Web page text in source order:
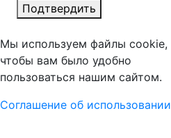
Подтвердить
Мы используем файлы cookie,
чтобы вам было удобно
пользоваться нашим сайтом.
Соглашение об использовании